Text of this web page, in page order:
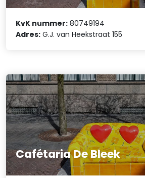
KvK nummer: 80749194
Adres: G.J. van Heekstraat 155
Cafétaria De Bleek